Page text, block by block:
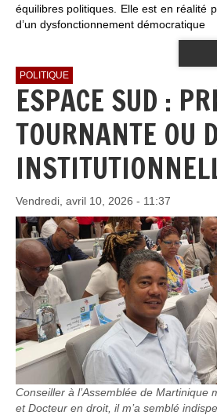
équilibres politiques. Elle est en réalité
d’un dysfonctionnement démocratique
POLITIQUE
ESPACE SUD :
TOURNANTE OU
Vendredi, avril 10, 2026 - 11:37
Conseiller à l’Assemblée de Martinique
et Docteur en droit, il m’a semblé